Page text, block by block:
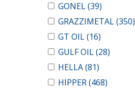
GONEL(39)
GRAZZIMETAL(350)
GT OIL(16)
GULF OIL(28)
HELLA(81)
HIPPER(468)